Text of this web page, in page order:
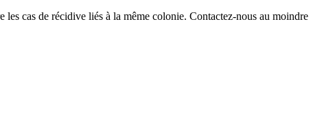
cas de récidive liés à la même colonie. Contactez-nous au moindre